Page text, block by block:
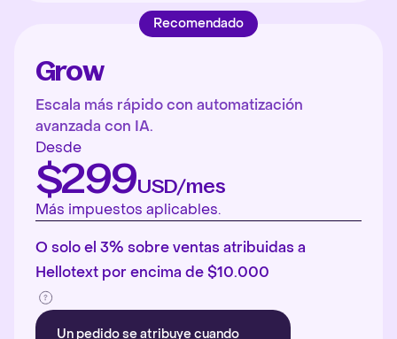
Recomendado
Grow
Escala más rápido con automatización
avanzada con IA.
Desde
$299USD/mes
Más impuestos aplicables.
O solo el 3% sobre ventas atribuidas a
Hellotext por encima de $10.000
Un pedido se atribuye cuando